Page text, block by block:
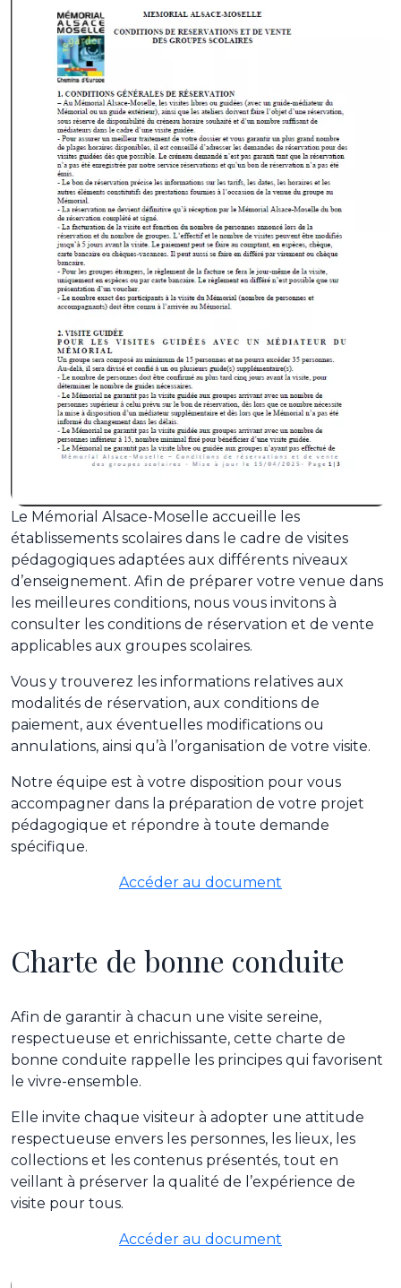
Le Mémorial Alsace-Moselle accueille les
établissements scolaires dans le cadre de visites
pédagogiques adaptées aux différents niveaux
d’enseignement. Afin de préparer votre venue dans
les meilleures conditions, nous vous invitons à
consulter les conditions de réservation et de vente
applicables aux groupes scolaires.
Vous y trouverez les informations relatives aux
modalités de réservation, aux conditions de
paiement, aux éventuelles modifications ou
annulations, ainsi qu’à l’organisation de votre visite.
Notre équipe est à votre disposition pour vous
accompagner dans la préparation de votre projet
pédagogique et répondre à toute demande
spécifique.
Accéder au document
Charte de bonne conduite
Afin de garantir à chacun une visite sereine,
respectueuse et enrichissante, cette charte de
bonne conduite rappelle les principes qui favorisent
le vivre-ensemble.
Elle invite chaque visiteur à adopter une attitude
respectueuse envers les personnes, les lieux, les
collections et les contenus présentés, tout en
veillant à préserver la qualité de l’expérience de
visite pour tous.
Accéder au document